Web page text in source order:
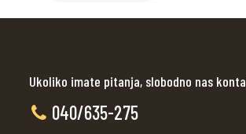
Ukoliko imate pitanja, slobodno nas
040/635-275